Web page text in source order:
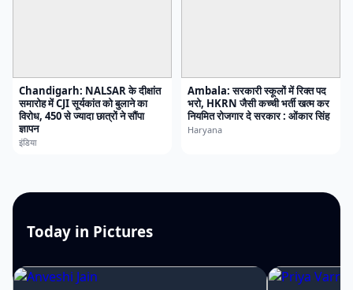
Chandigarh: NALSAR के दीक्षांत
समारोह में CJI सूर्यकांत को बुलाने का
विरोध, 450 से ज्यादा छात्रों ने सौंपा
ज्ञापन
इंडिया
Ambala: सरकारी स्कूलों में रिक्त पद
भरो, HKRN जैसी कच्ची भर्ती खत्म कर
नियमित रोजगार दे सरकार : ओंकार सिंह
Haryana
Today in Pictures